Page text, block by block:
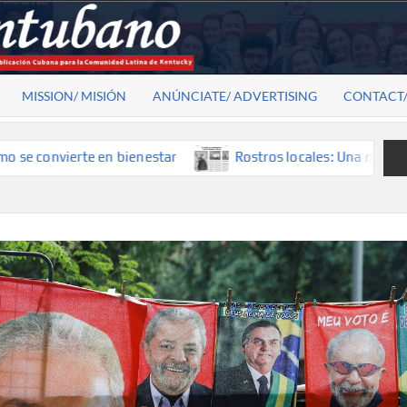
MISSION/ MISIÓN ANÚNCIATE/ ADVERTISING
en bienestar Rostros locales: Una mirada que